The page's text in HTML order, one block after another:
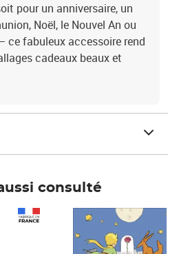
pour un anniversaire, un
Noël, le Nouvel An ou
ce fabuleux accessoire rend
cadeaux beaux et
consulté
Prix 7,50€